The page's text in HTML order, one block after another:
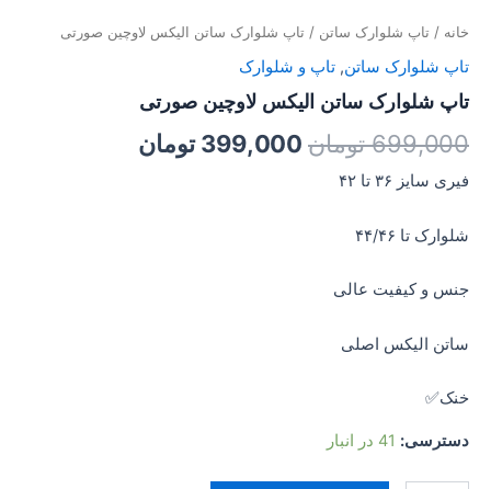
خانه / تاپ شلوارک ساتن / تاپ شلوارک ساتن الیکس لاوچین صورتی
تاپ شلوارک ساتن, تاپ و شلوارک
تاپ شلوارک ساتن الیکس لاوچین صورتی
699,000 تومان 399,000 تومان
فیری سایز ۳۶ تا ۴۲
شلوارک تا ۴۴/۴۶
جنس و کیفیت عالی
ساتن الیکس اصلی
خنک✅
دسترسی: 41 در انبار